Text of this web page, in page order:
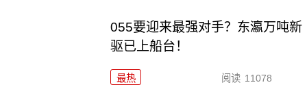
055要迎来最强对手？东瀛万吨新
驱已上船台！
最热 阅读 11078